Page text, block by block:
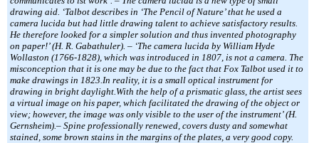
drawing aid. ‘Talbot describes in ‘The Pencil of Nature’ that he used a
camera lucida but had little drawing talent to achieve satisfactory results.
He therefore looked for a simpler solution and thus invented photography
on paper!’ (H. R. Gabathuler). – ‘The camera lucida by William Hyde
Wollaston (1766-1828), which was introduced in 1807, is not a camera. The
misconception that it is one may be due to the fact that Fox Talbot used it to
make drawings in 1823.In reality, it is a small optical instrument for
drawing in bright daylight.With the help of a prismatic glass, the artist sees
a virtual image on his paper, which facilitated the drawing of the object or
view; however, the image was only visible to the user of the instrument’ (H.
Gernsheim).– Spine professionally renewed, covers dusty and somewhat
stained, some brown stains in the margins of the plates, a very good copy.